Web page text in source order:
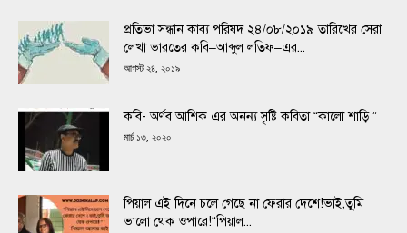
প্রতিভা সন্ধান কাব্য পরিষদ ২৪/০৮/২০১৯ তারিখের সেরা
লেখা ভারতের কবি–আব্দুল লতিফ–এর...
আগস্ট ২৪, ২০১৯
কবি- অর্ণব আশিক এর অনন্য সৃষ্টি কবিতা “কালো শাড়ি ”
মার্চ ১৩, ২০২০
পিয়াল এই দিনে চলে গেছে না ফেরার দেশে!ভাই,তুমি
ভালো থেক ওপারে!“পিয়াল...